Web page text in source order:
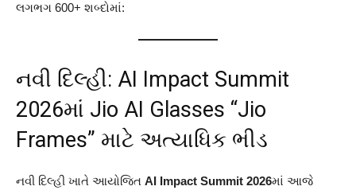
લગભગ 600+ શબ્દોમાં:
નવી દિલ્હી: AI Impact Summit
2026માં Jio AI Glasses “Jio
Frames” માટે અત્યાધિક ભીડ
નવી દિલ્હી ખાતે આયોજિત AI Impact Summit 2026માં આજે